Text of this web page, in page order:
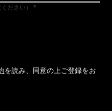
ださい）
を読み、同意の上ご登録をお